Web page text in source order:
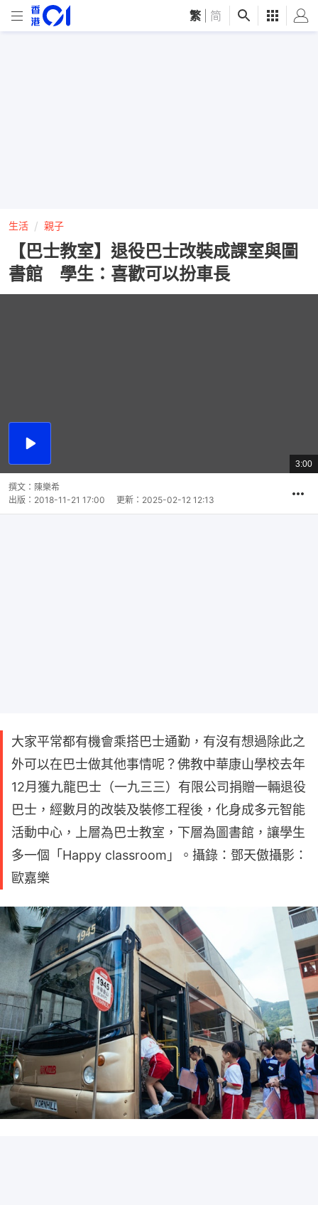
繁 简
生活 親子
【巴士教室】退役巴士改裝成課室與圖
書館 學生：喜歡可以扮車長
播
總
共
3:00
撰文： 陳樂希
出版： 2018-11-21 17:00 更新： 2025-02-12 12:13
大家平常都有機會乘搭巴士通勤，有沒有想過除此之
外可以在巴士做其他事情呢？佛教中華康山學校去年
12月獲九龍巴士（一九三三）有限公司捐贈一輛退役
巴士，經數月的改裝及裝修工程後，化身成多元智能
活動中心，上層為巴士教室，下層為圖書館，讓學生
多一個「Happy classroom」。攝錄：鄧天傲攝影：
歐嘉樂